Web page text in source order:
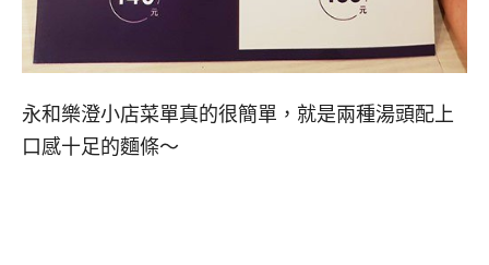
永和樂澄小店菜單真的很簡單，就是兩種湯頭配上
口感十足的麵條～